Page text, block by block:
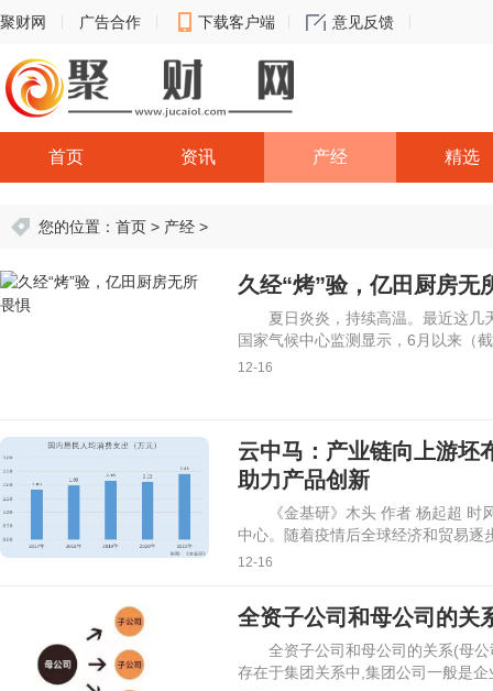
聚财网 广告合作 下载客户端 意见反馈
首页 资讯 产经 精选
您的位置： 首页 > 产经 >
久经“烤”验，亿田厨房无
夏日炎炎，持续高温。最近这几
国家气候中心监测显示，6月以来（
12-16
云中马：产业链向上游坯
助力产品创新
《金基研》木头 作者 杨起超
中心。随着疫情后全球经济和贸易逐
12-16
全资子公司和母公司的关
全资子公司和母公司的关系(母
存在于集团关系中,集团公司一般是